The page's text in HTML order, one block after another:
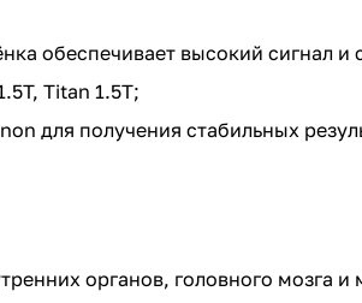
обеспечивает высокий сигнал и
Titan 1.5T;
для получения стабильных
органов, головного мозга и